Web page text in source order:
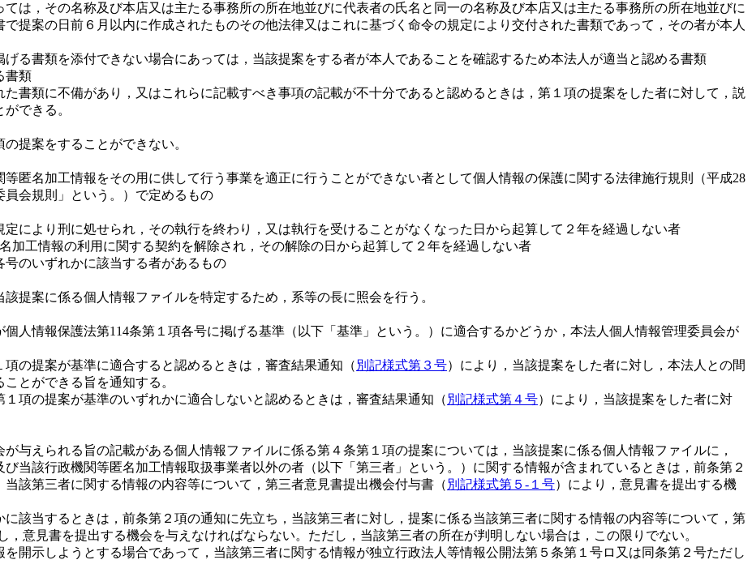
は，その名称及び本店又は主たる事務所の所在地並びに代表者の氏名と同一の名称及び本店又は主たる事務所の所在地並びに
提案の日前６月以内に作成されたものその他法律又はこれに基づく命令の規定により交付された書類であって，その者が本人
げる書類を添付できない場合にあっては，当該提案をする者が本人であることを確認するため本法人が適当と認める書類
書類
書類に不備があり，又はこれらに記載すべき事項の記載が不十分であると認めるときは，第１項の提案をした者に対して，説
できる。
提案をすることができない。
匿名加工情報をその用に供して行う事業を適正に行うことができない者として個人情報の保護に関する法律施行規則（平成28
会規則」という。）で定めるもの
により刑に処せられ，その執行を終わり，又は執行を受けることがなくなった日から起算して２年を経過しない者
加工情報の利用に関する契約を解除され，その解除の日から起算して２年を経過しない者
号のいずれかに該当する者があるもの
案に係る個人情報ファイルを特定するため，系等の長に照会を行う。
人情報保護法第114条第１項各号に掲げる基準（以下「基準」という。）に適合するかどうか，本法人個人情報管理委員会が
の提案が基準に適合すると認めるときは，審査結果通知（ 別記様式第３号）により，当該提案をした者に対し，本法人との間
とができる旨を通知する。
項の提案が基準のいずれかに適合しないと認めるときは，審査結果通知（ 別記様式第４号）により，当該提案をした者に対
えられる旨の記載がある個人情報ファイルに係る第４条第１項の提案については，当該提案に係る個人情報ファイルに，
当該行政機関等匿名加工情報取扱事業者以外の者（以下「第三者」という。）に関する情報が含まれているときは，前条第２
該第三者に関する情報の内容等について，第三者意見書提出機会付与書（ 別記様式第５-１号）により，意見書を提出する機
該当するときは，前条第２項の通知に先立ち，当該第三者に対し，提案に係る当該第三者に関する情報の内容等について，第
，意見書を提出する機会を与えなければならない。ただし，当該第三者の所在が判明しない場合は，この限りでない。
開示しようとする場合であって，当該第三者に関する情報が独立行政法人等情報公開法第５条第１号ロ又は同条第２号ただし